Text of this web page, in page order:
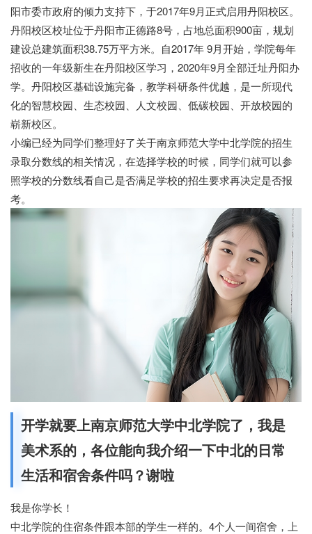
阳市委市政府的倾力支持下，于2017年9月正式启用丹阳校区。
丹阳校区校址位于丹阳市正德路8号，占地总面积900亩，规划
建设总建筑面积38.75万平方米。自2017年 9月开始，学院每年
招收的一年级新生在丹阳校区学习，2020年9月全部迁址丹阳办
学。丹阳校区基础设施完备，教学科研条件优越，是一所现代
化的智慧校园、生态校园、人文校园、低碳校园、开放校园的
崭新校区。
小编已经为同学们整理好了关于南京师范大学中北学院的招生
录取分数线的相关情况，在选择学校的时候，同学们就可以参
照学校的分数线看自己是否满足学校的招生要求再决定是否报
考。
开学就要上南京师范大学中北学院了，我是
美术系的，各位能向我介绍一下中北的日常
生活和宿舍条件吗？谢啦
我是你学长！
中北学院的住宿条件跟本部的学生一样的。4个人一间宿舍，上